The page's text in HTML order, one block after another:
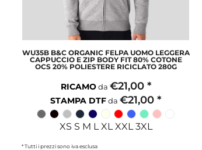
WU35B B&C ORGANIC FELPA UOMO LEGGERA
CAPPUCCIO E ZIP BODY FIT 80% COTONE
OCS 20% POLIESTERE RICICLATO 280G
RICAMOda €21,00 *
STAMPA DTF da€21,00*
XS S M L XL XXL 3XL
* Tutti i prezzi sono iva esclusa